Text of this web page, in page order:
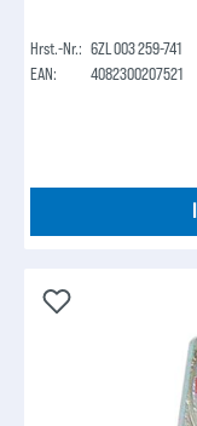
Hrst.-Nr.: 6ZL 003 259-741
EAN:
4082300207521